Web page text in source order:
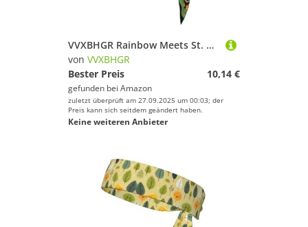
VVXBHGR Rainbow Meets St. Patrick Prints Sport-Stirnband für Damen und Herren, weich und atmungsaktiv, feuchtigkeitsableitend, athletisch
von VVXBHGR
Bester Preis
10,14 €
gefunden bei Amazon
zuletzt überprüft am 27.09.2025 um 00:03; der
Preis kann sich seitdem geändert haben.
Keine weiteren Anbieter